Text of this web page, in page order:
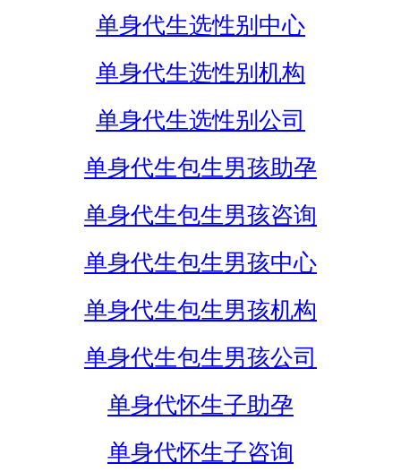
单身代生选性别中心
单身代生选性别机构
单身代生选性别公司
单身代生包生男孩助孕
单身代生包生男孩咨询
单身代生包生男孩中心
单身代生包生男孩机构
单身代生包生男孩公司
单身代怀生子助孕
单身代怀生子咨询